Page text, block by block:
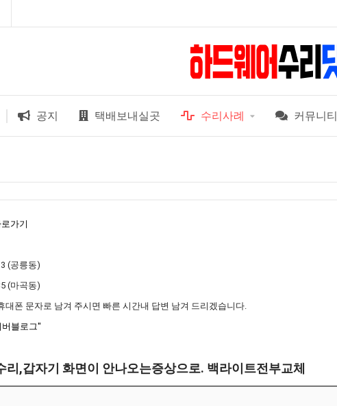
공지 택배보내실곳 수리사례 커뮤니티
가기
(공릉동)
(마곡동)
대폰 문자로 남겨 주시면 빠른 시간내 답변 남겨 드리겠습니다.
블로그"
리,갑자기 화면이 안나오는증상으로. 백라이트전부교체